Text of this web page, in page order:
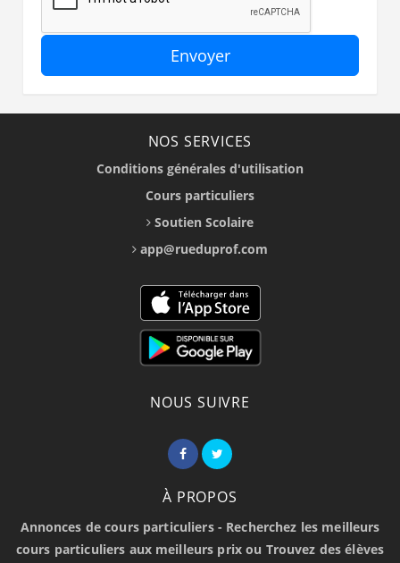
Envoyer
NOS SERVICES
Conditions générales d'utilisation
Cours particuliers
Soutien Scolaire
app@rueduprof.com
NOUS SUIVRE
À PROPOS
Annonces de cours particuliers - Recherchez les meilleurs
cours particuliers aux meilleurs prix ou Trouvez des élèves